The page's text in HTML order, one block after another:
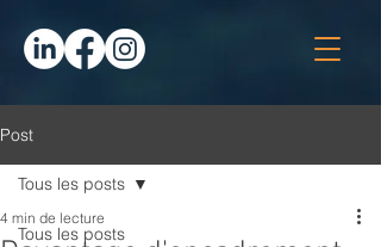
Post
Tous les posts
Tous les posts
4 min de lecture